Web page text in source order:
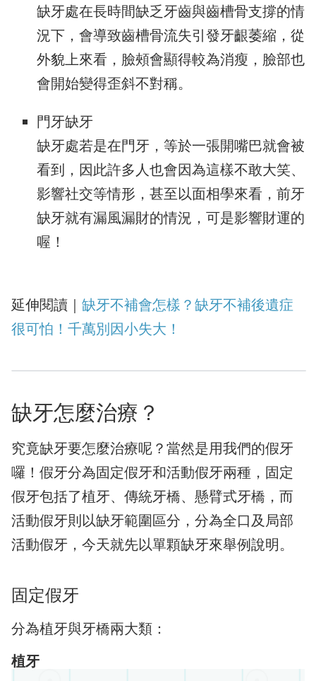
缺牙處在長時間缺乏牙齒與齒槽骨支撐的情
況下，會導致齒槽骨流失引發牙齦萎縮，從
外貌上來看，臉頰會顯得較為消瘦，臉部也
會開始變得歪斜不對稱。
門牙缺牙
缺牙處若是在門牙，等於一張開嘴巴就會被
看到，因此許多人也會因為這樣不敢大笑、
影響社交等情形，甚至以面相學來看，前牙
缺牙就有漏風漏財的情況，可是影響財運的
喔！
延伸閱讀｜ 缺牙不補會怎樣？缺牙不補後遺症
很可怕！千萬別因小失大！
缺牙怎麼治療？
究竟缺牙要怎麼治療呢？當然是用我們的假牙
囉！假牙分為固定假牙和活動假牙兩種，固定
假牙包括了植牙、傳統牙橋、懸臂式牙橋，而
活動假牙則以缺牙範圍區分，分為全口及局部
活動假牙，今天就先以單顆缺牙來舉例說明。
固定假牙
分為植牙與牙橋兩大類：
植牙